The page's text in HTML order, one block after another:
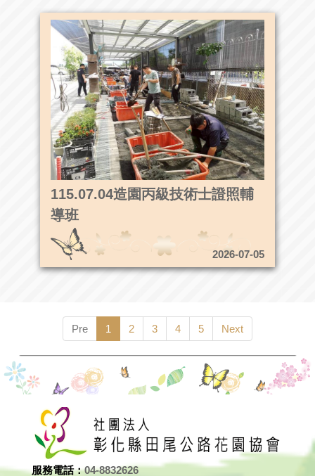
115.07.04造園丙級技術士證照輔
導班
2026-07-05
Pre 1 2 3 4 5 Next
服務電話：04-8832626